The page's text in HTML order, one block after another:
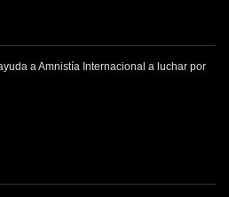
a Amnistía Internacional a luchar por